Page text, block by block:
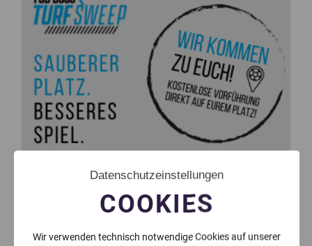
Datenschutzeinstellungen
COOKIES
Wir verwenden technisch notwendige Cookies auf unserer